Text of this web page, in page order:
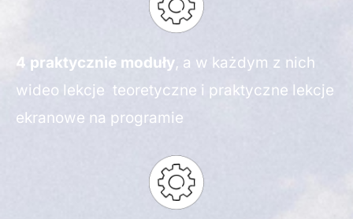
4 praktycznie moduły, a w każdym z nich
wideo lekcje teoretyczne i praktyczne lekcje
ekranowe na programie